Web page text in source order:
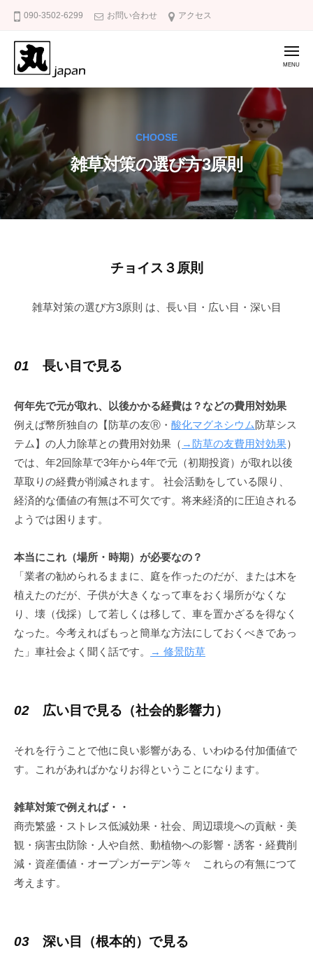
へ
ス
キ
ッ
プ
090-3502-6299 お問い合わせ アクセス
防
の
友
庭
雑
草
対
メ
ニ
CHOOSE
雑草対策の選び方3原則
の
選
び
方
3
原
則
2024
月
17
日
by
チョイス３原則
雑草対策の選び方3原則 は、長い目・広い目・深い目
01 長い目で見る
何年先で元が取れ、以後かかる経費は？などの費用対効果
例えば幣所独自の【防草の友Ⓡ・ 酸化マグネシウム防草シス
テム】の人力除草との費用対効果（ →防草の友費用対効果）
では、年2回除草で3年から4年で元（初期投資）が取れ以後
草取りの経費が削減されます。 社会活動をしている限り、
経済的な価値の有無は不可欠です。将来経済的に圧迫される
ようでは困ります。
本当にこれ（場所・時期）が必要なの？
「業者の勧められるままに、庭を作ったのだが、または木を
植えたのだが、子供が大きくなって車をおく場所がなくな
り、壊（伐採）して若しくは移して、車を置かざるを得なく
なった。今考えればもっと簡単な方法にしておくべきであっ
た」車社会よく聞く話です。
→ 修景防草
02 広い目で見る（社会的影響力）
それを行うことで他に良い影響がある、いわゆる付加価値で
す。これがあればかなりお得ということになります。
雑草対策で例えれば・・
商売繁盛・ストレス低減効果・社会、周辺環境への貢献・美
観・病害虫防除・人や自然、動植物への影響・誘客・経費削
減・資産価値・オープンガーデン等々 これらの有無につて
考えます。
03 深い目（根本的）で見る
草
友